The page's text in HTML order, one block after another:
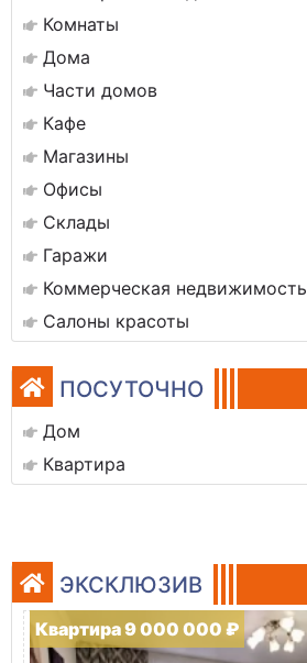
Комнаты
Дома
Части домов
Кафе
Магазины
Офисы
Склады
Гаражи
Коммерческая недвижимость
Салоны красоты
ПОСУТОЧНО
Дом
Квартира
ЭКСКЛЮЗИВ
Квартира 9 000 000 ₽